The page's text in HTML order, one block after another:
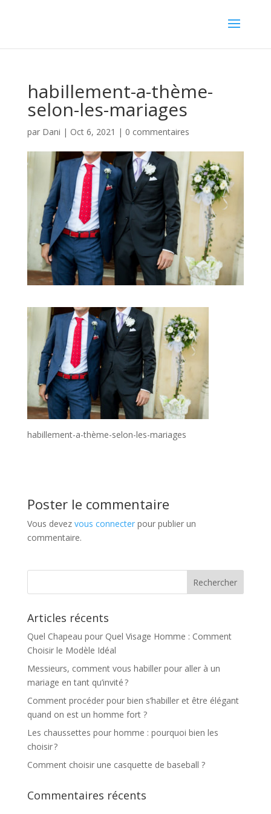
habillement-a-thème-
selon-les-mariages
par Dani | Oct 6, 2021 | 0 commentaires
habillement-a-thème-selon-les-mariages
Poster le commentaire
Vous devez vous connecterpour publier un
commentaire.
Articles récents
Quel Chapeau pour Quel Visage Homme : Comment
Choisir le Modèle Idéal
Messieurs, comment vous habiller pour aller à un
mariage en tant qu’invité ?
Comment procéder pour bien s’habiller et être élégant
quand on est un homme fort ?
Les chaussettes pour homme : pourquoi bien les
choisir ?
Comment choisir une casquette de baseball ?
Commentaires récents